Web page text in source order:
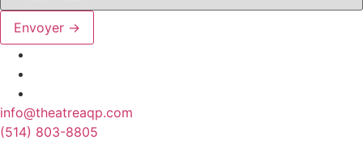
Envoyer →
info@theatreaqp.com
(514) 803-8805